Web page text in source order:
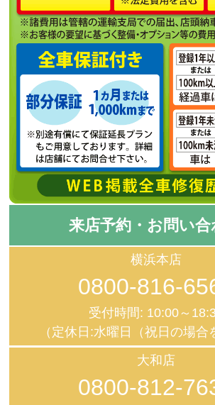
来店予約・お問い合
横浜本店
0800-816-
受付時間: 10:00～
（定休日:水曜日（祝日の場合
大和店
0800-812-